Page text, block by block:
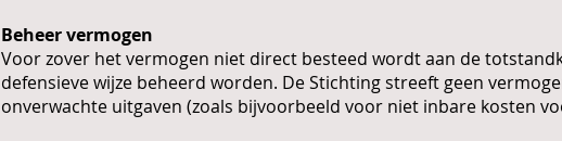
Beheer vermogen
Voor zover het vermogen niet direct besteed wordt aan de
defensieve wijze beheerd worden. De Stichting streeft geen
onverwachte uitgaven (zoals bijvoorbeeld voor niet inbare kosten